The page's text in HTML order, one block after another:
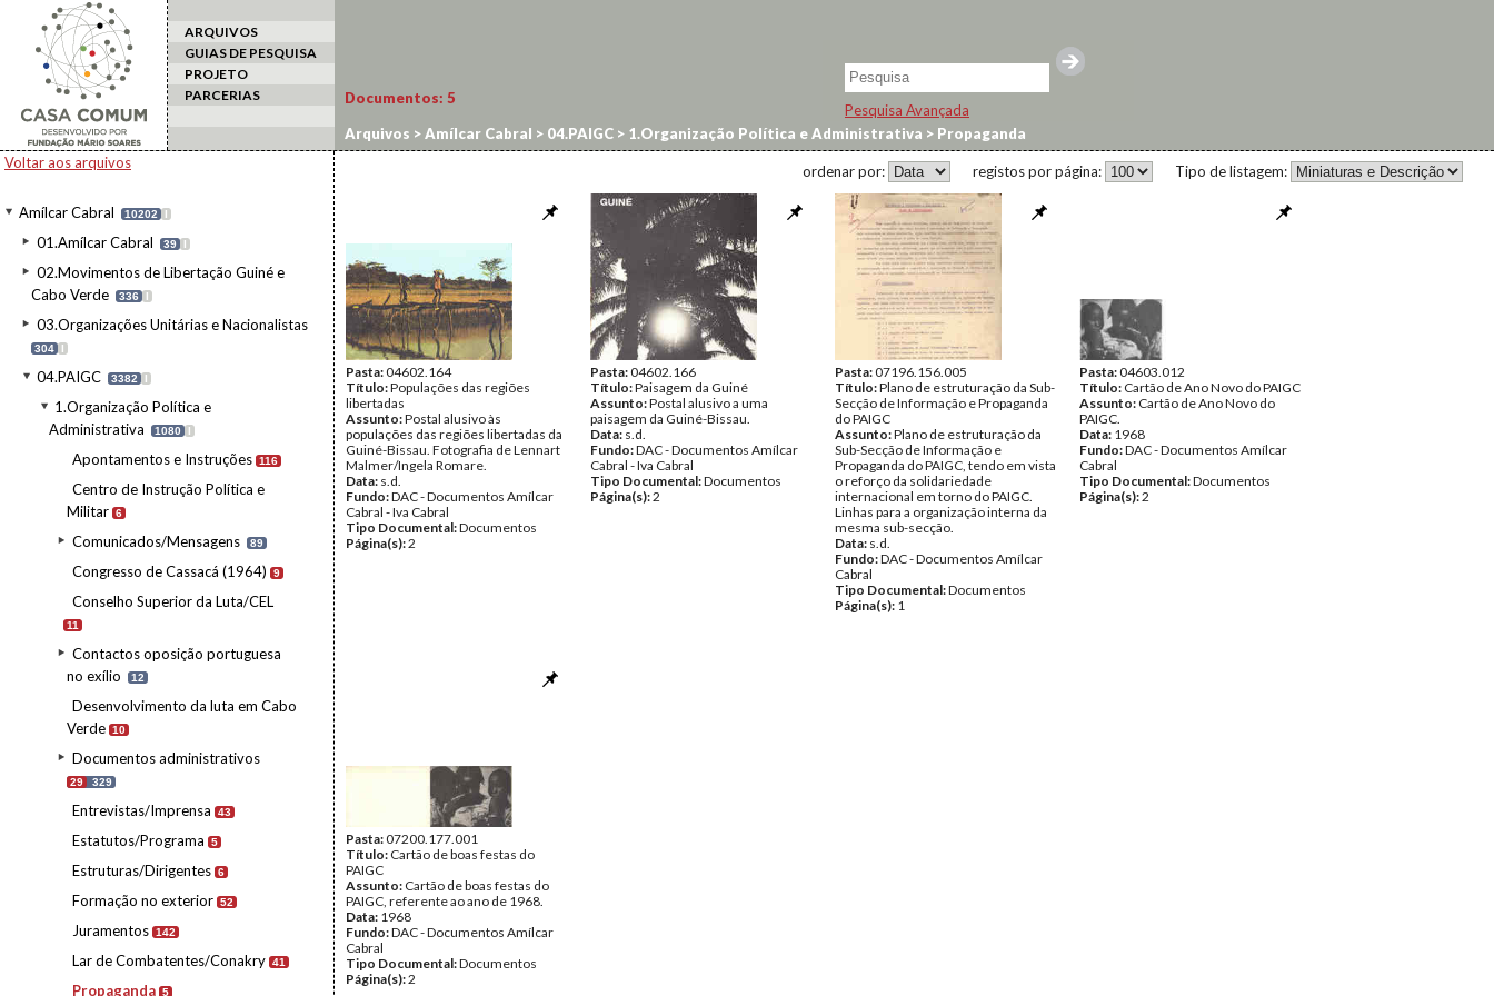
ARQUIVOS
GUIAS DE PESQUISA
PROJETO
PARCERIAS
Pesquisa Avançada
Voltar aos arquivos
Amílcar Cabral 10202 I
01.Amílcar Cabral 39 I
02.Movimentos de Libertação Guiné e
Cabo Verde
336 I
03.Organizações Unitárias e Nacionalistas
304 I
04.PAIGC 3382 I
1.Organização Política e
Administrativa
1080 I
Apontamentos e Instruções 116
Centro de Instrução Política e
Militar 6
Comunicados/Mensagens 89
Congresso de Cassacá (1964) 9
Conselho Superior da Luta/CEL
11
Contactos oposição portuguesa
no exílio
12
Desenvolvimento da luta em Cabo
Verde 10
Documentos administrativos
29 329
Entrevistas/Imprensa 43
Estatutos/Programa 5
Estruturas/Dirigentes 6
Formação no exterior 52
Juramentos 142
Lar de Combatentes/Conakry 41
Propaganda 5
Documentos: 5
Arquivos >Amílcar Cabral > 04.PAIGC > 1.Organização Política e Administrativa > Propaganda
Tipo de listagem:
registos por página:
ordenar por:
Pasta:04602.164
Título:Populações das regiões
libertadas
Assunto:Postal alusivo às
populações das regiões libertadas da
Guiné-Bissau. Fotografia de Lennart
Malmer/Ingela Romare.
Data: s.d.
Fundo:DAC - Documentos Amílcar
Cabral - Iva Cabral
Tipo Documental:Documentos
Página(s):2
Pasta:04602.166
Título:Paisagem da Guiné
Assunto:Postal alusivo a uma
paisagem da Guiné-Bissau.
Data: s.d.
Fundo:DAC - Documentos Amílcar
Cabral - Iva Cabral
Tipo Documental:Documentos
Página(s):2
Pasta:07196.156.005
Título:Plano de estruturação da Sub-
Secção de Informação e Propaganda
do PAIGC
Assunto:Plano de estruturação da
Sub-Secção de Informação e
Propaganda do PAIGC, tendo em vista
o reforço da solidariedade
internacional em torno do PAIGC.
Linhas para a organização interna da
mesma sub-secção.
Data: s.d.
Fundo:DAC - Documentos Amílcar
Cabral
Tipo Documental:Documentos
Página(s): 1
Pasta:04603.012
Título: Cartão de Ano Novo do PAIGC
Assunto: Cartão de Ano Novo do
PAIGC.
Data: 1968
Fundo:DAC - Documentos Amílcar
Cabral
Tipo Documental:Documentos
Página(s):2
Pasta:07200.177.001
Título: Cartão de boas festas do
PAIGC
Assunto: Cartão de boas festas do
PAIGC, referente ao ano de 1968.
Data: 1968
Fundo:DAC - Documentos Amílcar
Cabral
Tipo Documental:Documentos
Página(s):2